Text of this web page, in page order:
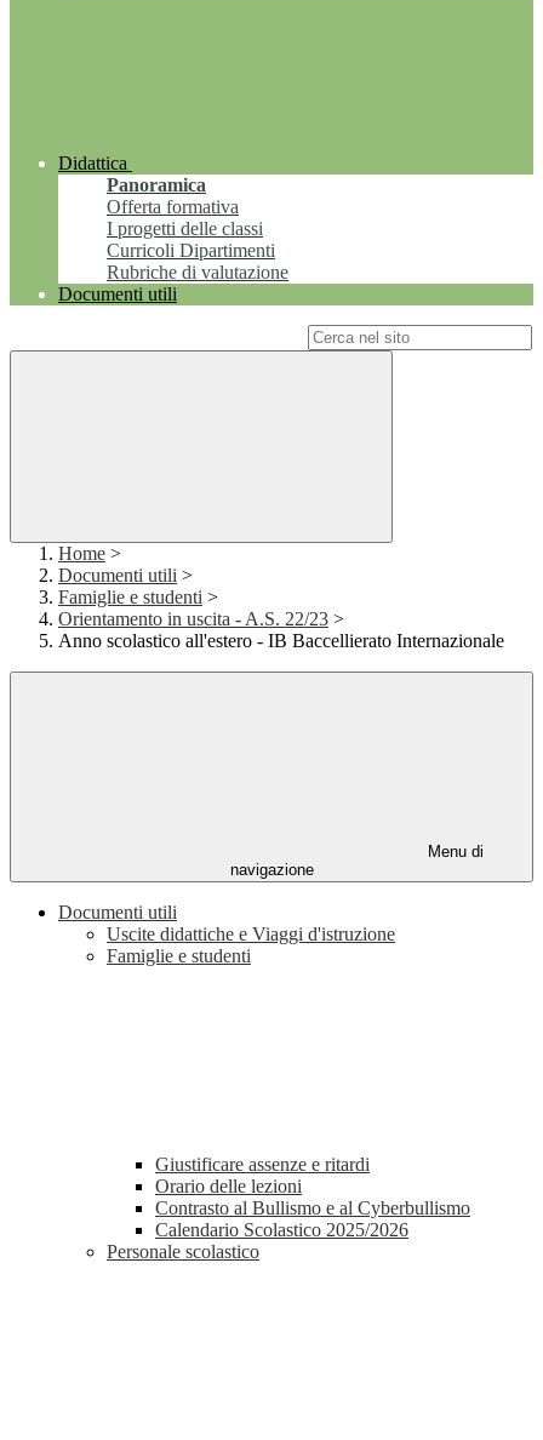
Didattica
Panoramica
Offerta formativa
I progetti delle classi
Curricoli Dipartimenti
Rubriche di valutazione
Documenti utili
Home >
Documenti utili >
Famiglie e studenti >
Orientamento in uscita - A.S. 22/23 >
Anno scolastico all'estero - IB Baccellierato Internazionale
Menu di
navigazione
Documenti utili
Uscite didattiche e Viaggi d'istruzione
Famiglie e studenti
Giustificare assenze e ritardi
Orario delle lezioni
Contrasto al Bullismo e al Cyberbullismo
Calendario Scolastico 2025/2026
Personale scolastico